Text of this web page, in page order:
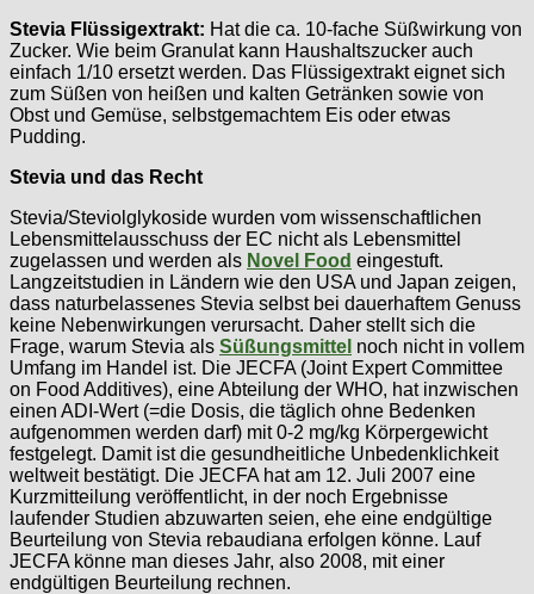
Stevia Flüssigextrakt: Hat die ca. 10-fache Süßwirkung von
Zucker. Wie beim Granulat kann Haushaltszucker auch
einfach 1/10 ersetzt werden. Das Flüssigextrakt eignet sich
zum Süßen von heißen und kalten Getränken sowie von
Obst und Gemüse, selbstgemachtem Eis oder etwas
Pudding.
Stevia und das Recht
Stevia/Steviolglykoside wurden vom wissenschaftlichen
Lebensmittelausschuss der EC nicht als Lebensmittel
zugelassen und werden als Novel Food eingestuft.
Langzeitstudien in Ländern wie den USA und Japan zeigen,
dass naturbelassenes Stevia selbst bei dauerhaftem Genuss
keine Nebenwirkungen verursacht. Daher stellt sich die
Frage, warum Stevia als Süßungsmittel noch nicht in vollem
Umfang im Handel ist. Die JECFA (Joint Expert Committee
on Food Additives), eine Abteilung der WHO, hat inzwischen
einen ADI-Wert (=die Dosis, die täglich ohne Bedenken
aufgenommen werden darf) mit 0-2 mg/kg Körpergewicht
festgelegt. Damit ist die gesundheitliche Unbedenklichkeit
weltweit bestätigt. Die JECFA hat am 12. Juli 2007 eine
Kurzmitteilung veröffentlicht, in der noch Ergebnisse
laufender Studien abzuwarten seien, ehe eine endgültige
Beurteilung von Stevia rebaudiana erfolgen könne. Lauf
JECFA könne man dieses Jahr, also 2008, mit einer
endgültigen Beurteilung rechnen.